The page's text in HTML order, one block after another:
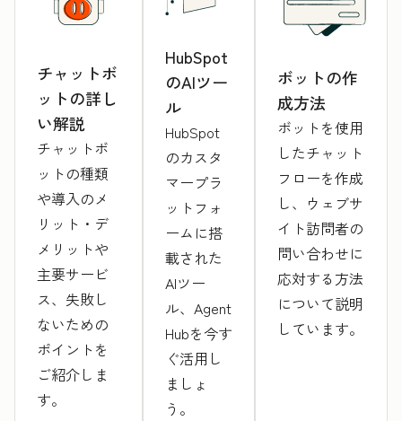
チャットボ
ットの詳し
い解説
チャットボ
ットの種類
や導入のメ
リット・デ
メリットや
主要サービ
ス、失敗し
ないための
ポイントを
ご紹介しま
す。
HubSpot
のAIツー
ル
HubSpot
のカスタ
マープラ
ットフォ
ームに搭
載された
AIツー
ル、Agent
Hubを今す
ぐ活用し
ましょ
う。
ボットの作
成方法
ボットを使用
したチャット
フローを作成
し、ウェブサ
イト訪問者の
問い合わせに
応対する方法
について説明
しています。